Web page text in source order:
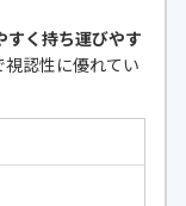
すく持ち運びやす
認性に優れてい